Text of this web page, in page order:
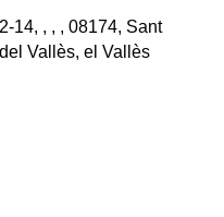
14, , , , 08174, Sant
Vallès, el Vallès